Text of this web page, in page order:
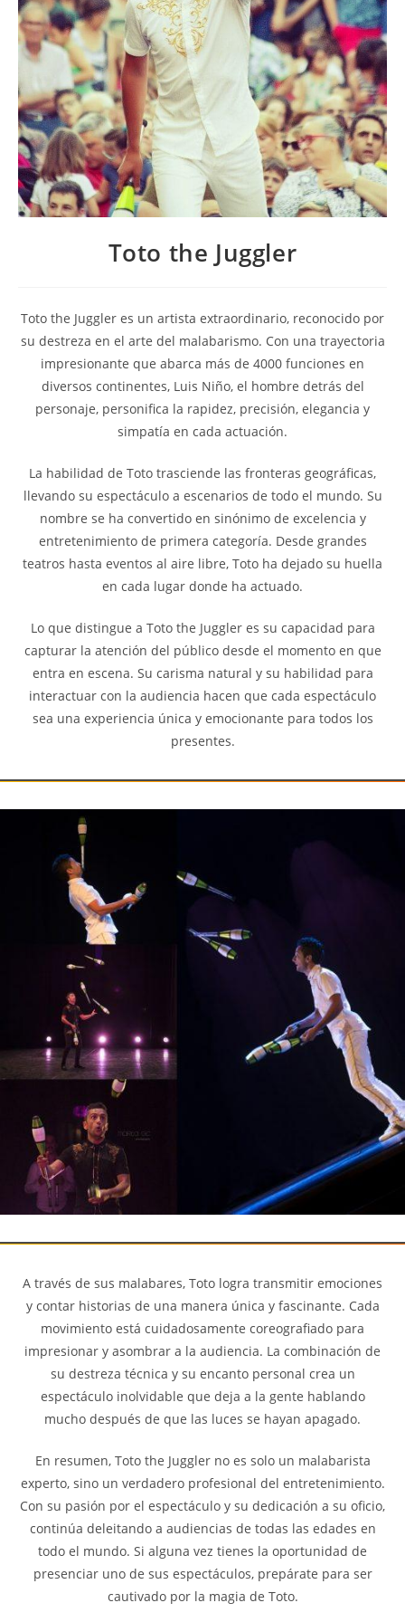
Toto the Juggler
Toto the Juggler es un artista extraordinario, reconocido por
su destreza en el arte del malabarismo. Con una trayectoria
impresionante que abarca más de 4000 funciones en
diversos continentes, Luis Niño, el hombre detrás del
personaje, personifica la rapidez, precisión, elegancia y
simpatía en cada actuación.
La habilidad de Toto trasciende las fronteras geográficas,
llevando su espectáculo a escenarios de todo el mundo. Su
nombre se ha convertido en sinónimo de excelencia y
entretenimiento de primera categoría. Desde grandes
teatros hasta eventos al aire libre, Toto ha dejado su huella
en cada lugar donde ha actuado.
Lo que distingue a Toto the Juggler es su capacidad para
capturar la atención del público desde el momento en que
entra en escena. Su carisma natural y su habilidad para
interactuar con la audiencia hacen que cada espectáculo
sea una experiencia única y emocionante para todos los
presentes.
A través de sus malabares, Toto logra transmitir emociones
y contar historias de una manera única y fascinante. Cada
movimiento está cuidadosamente coreografiado para
impresionar y asombrar a la audiencia. La combinación de
su destreza técnica y su encanto personal crea un
espectáculo inolvidable que deja a la gente hablando
mucho después de que las luces se hayan apagado.
En resumen, Toto the Juggler no es solo un malabarista
experto, sino un verdadero profesional del entretenimiento.
Con su pasión por el espectáculo y su dedicación a su oficio,
continúa deleitando a audiencias de todas las edades en
todo el mundo. Si alguna vez tienes la oportunidad de
presenciar uno de sus espectáculos, prepárate para ser
cautivado por la magia de Toto.